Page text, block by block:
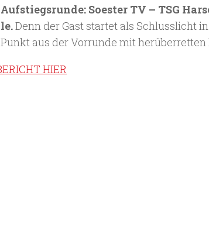
Soester TV – TSG
Denn der Gast startet als Schlusslicht
aus der Vorrunde mit herüberretten
HIER